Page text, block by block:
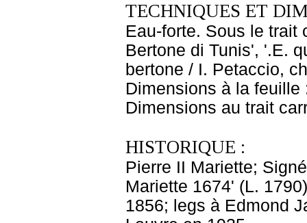
TECHNIQUES ET
Eau-forte. Sous le trait
Bertone di Tunis', '.E.
bertone / I. Petaccio,
Dimensions à la
Dimensions au trait
HISTORIQUE :
Pierre II Mariette;
Mariette 1674' (L.
1856; legs à Edmond